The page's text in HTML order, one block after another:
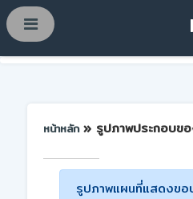
หน้าหลัก » รูปภาพประกอบข
รูปภาพแผนที่แสดงขอ